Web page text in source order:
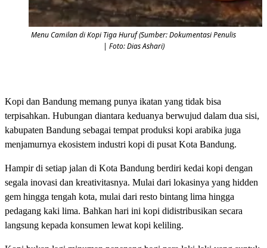
Menu Camilan di Kopi Tiga Huruf (Sumber: Dokumentasi Penulis
| Foto: Dias Ashari)
Kopi dan Bandung memang punya ikatan yang tidak bisa
terpisahkan. Hubungan diantara keduanya berwujud dalam dua sisi,
kabupaten Bandung sebagai tempat produksi kopi arabika juga
menjamurnya ekosistem industri kopi di pusat Kota Bandung.
Hampir di setiap jalan di Kota Bandung berdiri kedai kopi dengan
segala inovasi dan kreativitasnya. Mulai dari lokasinya yang hidden
gem hingga tengah kota, mulai dari resto bintang lima hingga
pedagang kaki lima. Bahkan hari ini kopi didistribusikan secara
langsung kepada konsumen lewat kopi keliling.